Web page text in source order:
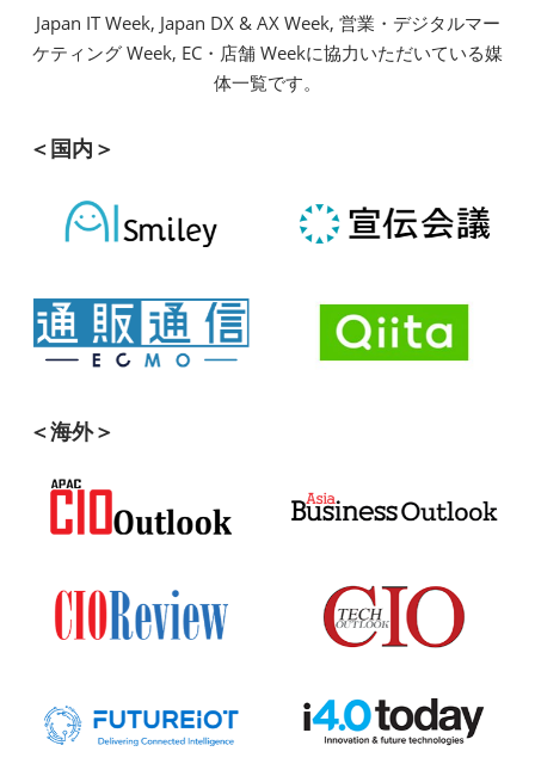
Japan IT Week, Japan DX & AX Week, 営業・デジタルマー
ケティング Week, EC・店舗 Weekに協力いただいている媒
体一覧です。
＜国内＞
＜海外＞